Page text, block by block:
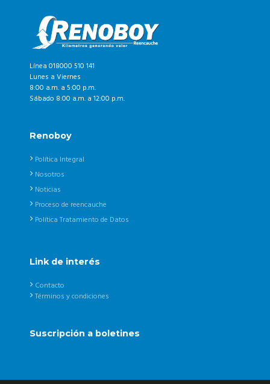
Línea 018000 510 141
Lunes a Viernes
8:00 a.m. a 5:00 p.m.
Sábado 8:00 a.m. a 12:00 p.m.
Renoboy
Política Integral
Nosotros
Noticias
Proceso de reencauche
Política Tratamiento de Datos
Link de interés
Contacto
Términos y condiciones
Suscripción a boletines